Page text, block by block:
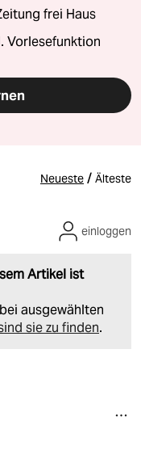
frei Haus
Vorlesefunktion
Neueste / Älteste
Artikel ist
ausgewählten
sie zu finden.
einloggen